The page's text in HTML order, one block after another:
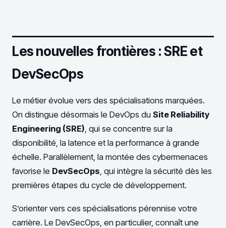
Les nouvelles frontières : SRE et
DevSecOps
Le métier évolue vers des spécialisations marquées.
On distingue désormais le DevOps du Site Reliability
Engineering (SRE) , qui se concentre sur la
disponibilité, la latence et la performance à grande
échelle. Parallèlement, la montée des cybermenaces
favorise le DevSecOps , qui intègre la sécurité dès les
premières étapes du cycle de développement.
S’orienter vers ces spécialisations pérennise votre
carrière. Le DevSecOps, en particulier, connaît une